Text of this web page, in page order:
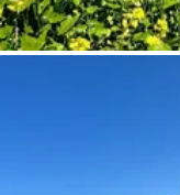
Zelt- &
Unterkünfte